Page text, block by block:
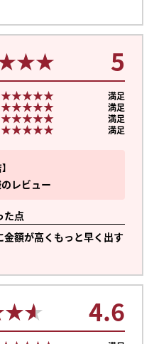
レビュー
た点
額が高くもっと早く出す
5
★★★★★
★★★★★
満足
★★★★★
★★★★★
満足
★★★★★
★★★★★
満足
★★★★★
★★★★★ 満足
4.6
ずは
でお試し査定